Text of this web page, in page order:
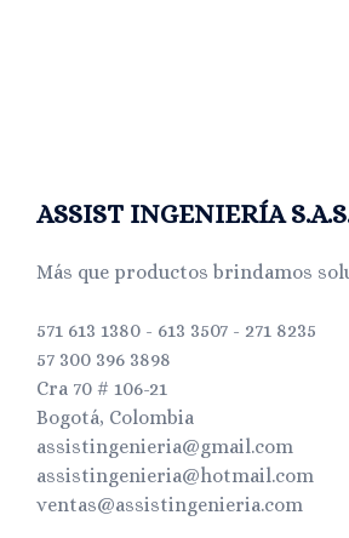
ASSIST INGENIERÍA
Más que productos brindamos
571 613 1380 - 613 3507 - 271 8235
57 300 396 3898
Cra 70 # 106-21
Bogotá, Colombia
assistingenieria@gmail.com
assistingenieria@hotmail.com
ventas@assistingenieria.com